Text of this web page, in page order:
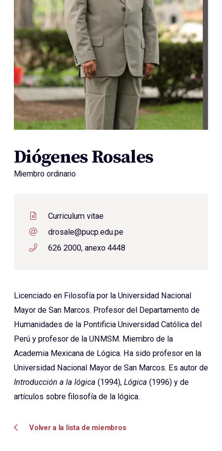
Diógenes Rosales
Miembro ordinario
Curriculum vitae
drosale@pucp.edu.pe
626 2000, anexo 4448
Licenciado en Filosofía por la Universidad Nacional
Mayor de San Marcos. Profesor del Departamento de
Humanidades de la Pontificia Universidad Católica del
Perú y profesor de la UNMSM. Miembro de la
Academia Mexicana de Lógica. Ha sido profesor en la
Universidad Nacional Mayor de San Marcos. Es autor de
Introducción a la lógica (1994), Lógica (1996) y de
artículos sobre filosofía de la lógica.
Volver a la lista de miembros